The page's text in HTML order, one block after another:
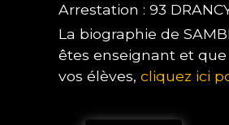
Arrestation : 93
La biographie de
êtes enseignant et
vos élèves, cliquez ici